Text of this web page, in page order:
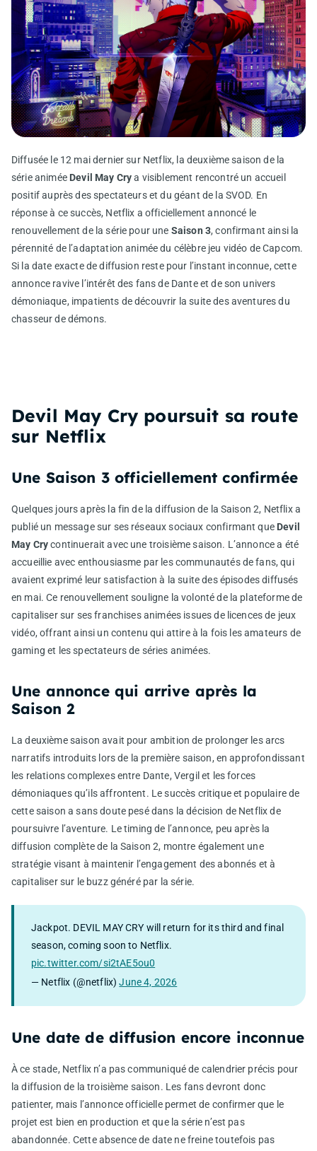
Diffusée le 12 mai dernier sur Netflix, la deuxième saison de la
série animée Devil May Crya visiblement rencontré un accueil
positif auprès des spectateurs et du géant de la SVOD. En
réponse à ce succès, Netflix a officiellement annoncé le
renouvellement de la série pour une Saison 3, confirmant ainsi la
pérennité de l’adaptation animée du célèbre jeu vidéo de Capcom.
Si la date exacte de diffusion reste pour l’instant inconnue, cette
annonce ravive l’intérêt des fans de Dante et de son univers
démoniaque, impatients de découvrir la suite des aventures du
chasseur de démons.
Devil May Cry poursuit sa route
sur Netflix
Une Saison 3 officiellement confirmée
Quelques jours après la fin de la diffusion de la Saison 2, Netflix a
publié un message sur ses réseaux sociaux confirmant que Devil
May Crycontinuerait avec une troisième saison. L’annonce a été
accueillie avec enthousiasme par les communautés de fans, qui
avaient exprimé leur satisfaction à la suite des épisodes diffusés
en mai. Ce renouvellement souligne la volonté de la plateforme de
capitaliser sur ses franchises animées issues de licences de jeux
vidéo, offrant ainsi un contenu qui attire à la fois les amateurs de
gaming et les spectateurs de séries animées.
Une annonce qui arrive après la
Saison 2
La deuxième saison avait pour ambition de prolonger les arcs
narratifs introduits lors de la première saison, en approfondissant
les relations complexes entre Dante, Vergil et les forces
démoniaques qu’ils affrontent. Le succès critique et populaire de
cette saison a sans doute pesé dans la décision de Netflix de
poursuivre l’aventure. Le timing de l’annonce, peu après la
diffusion complète de la Saison 2, montre également une
stratégie visant à maintenir l’engagement des abonnés et à
capitaliser sur le buzz généré par la série.
Jackpot. DEVIL MAY CRY will return for its third and final
season, coming soon to Netflix.
pic.twitter.com/si2tAE5ou0
— Netflix (@netflix)June 4, 2026
Une date de diffusion encore inconnue
À ce stade, Netflix n’a pas communiqué de calendrier précis pour
la diffusion de la troisième saison. Les fans devront donc
patienter, mais l’annonce officielle permet de confirmer que le
projet est bien en production et que la série n’est pas
abandonnée. Cette absence de date ne freine toutefois pas